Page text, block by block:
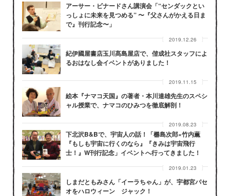
アーサー・ビナードさん講演会「“センダックとい
っしょに未来を見つめる” 〜『父さんがかえる日ま
で』刊行記念〜」
2019.12.26
紀伊國屋書店玉川髙島屋店で、偕成社スタッフによ
るおはなし会イベントがありました！
2019.11.15
絵本『ナマコ天国』の著者・本川達雄先生のスペシ
ャル授業で、ナマコのひみつを徹底解剖！
2019.08.23
下北沢B&Bで、宇宙人の話！「橳島次郎×竹内薫
『もしも宇宙に行くのなら』『きみは宇宙飛行
士！』W刊行記念」イベントへ行ってきました！
2019.01.23
しまだともみさん「イーラちゃん」が、宇都宮パセ
オをハロウィーン ジャック！